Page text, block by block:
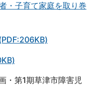
・子育て家庭を取り巻
・第1期草津市障害児